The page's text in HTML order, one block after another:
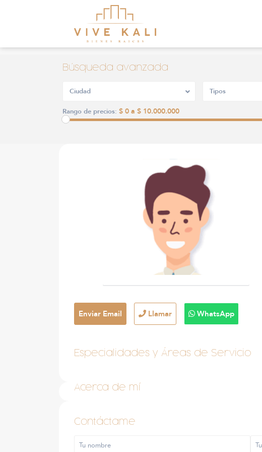
Búsqueda avanzada
Ciudad Tipos
Rango de precios: $ 0 a $ 10.000.000
Enviar Email Llamar WhatsApp
Especialidades y Áreas de Servicio
Acerca de mí
Contáctame